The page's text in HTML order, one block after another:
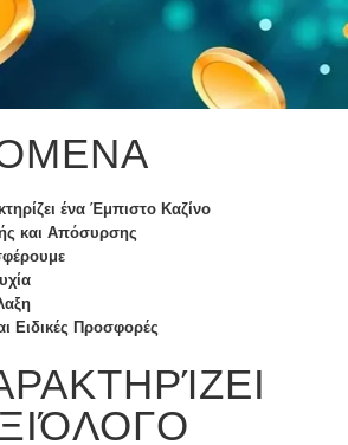
ένα Έμπιστο Καζίνο
και Απόσυρσης
Ειδικές Προσφορές